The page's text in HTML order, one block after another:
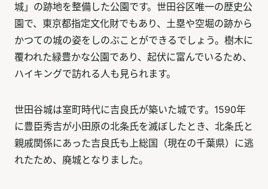
城」の跡地を整備した公園です。世田谷区唯一の歴史公
園で、東京都指定文化財でもあり、土塁や空堀の跡から
かつての城の姿をしのぶことができるでしょう。樹木に
覆われた緑豊かな公園であり、起伏に富んでいるため、
ハイキングで訪れる人も見られます。
世田谷城は室町時代に吉良氏が築いた城です。1590年
に豊臣秀吉が小田原の北条氏を滅ぼしたとき、北条氏と
親戚関係にあった吉良氏も上総国（現在の千葉県）に逃
れたため、廃城となりました。